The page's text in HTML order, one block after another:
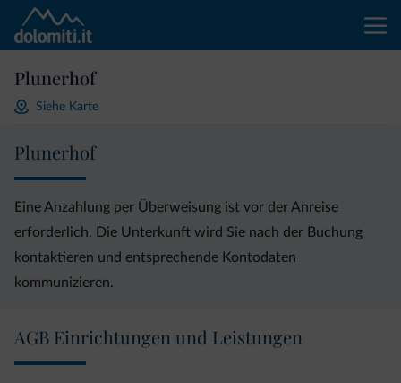
Plunerhof
Siehe Karte
Plunerhof
Eine Anzahlung per Überweisung ist vor der Anreise
erforderlich. Die Unterkunft wird Sie nach der Buchung
kontaktieren und entsprechende Kontodaten
kommunizieren.
AGB Einrichtungen und Leistungen